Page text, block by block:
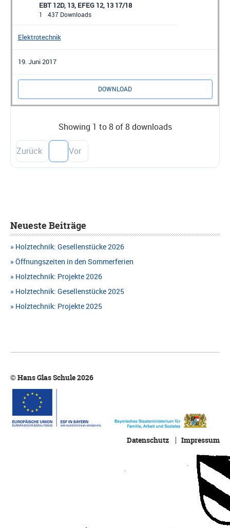
EBT 12D, 13, EFEG 12, 13 17/18
1 437 Downloads
Elektrotechnik
19. Juni 2017
DOWNLOAD
Showing 1 to 8 of 8 downloads
Zurück Vor
Neueste Beiträge
Holztechnik: Gesellenstücke 2026
Öffnungszeiten in den Sommerferien
Holztechnik: Projekte 2026
Holztechnik: Gesellenstücke 2025
Holztechnik: Projekte 2025
© Hans Glas Schule 2026
Datenschutz Impressum